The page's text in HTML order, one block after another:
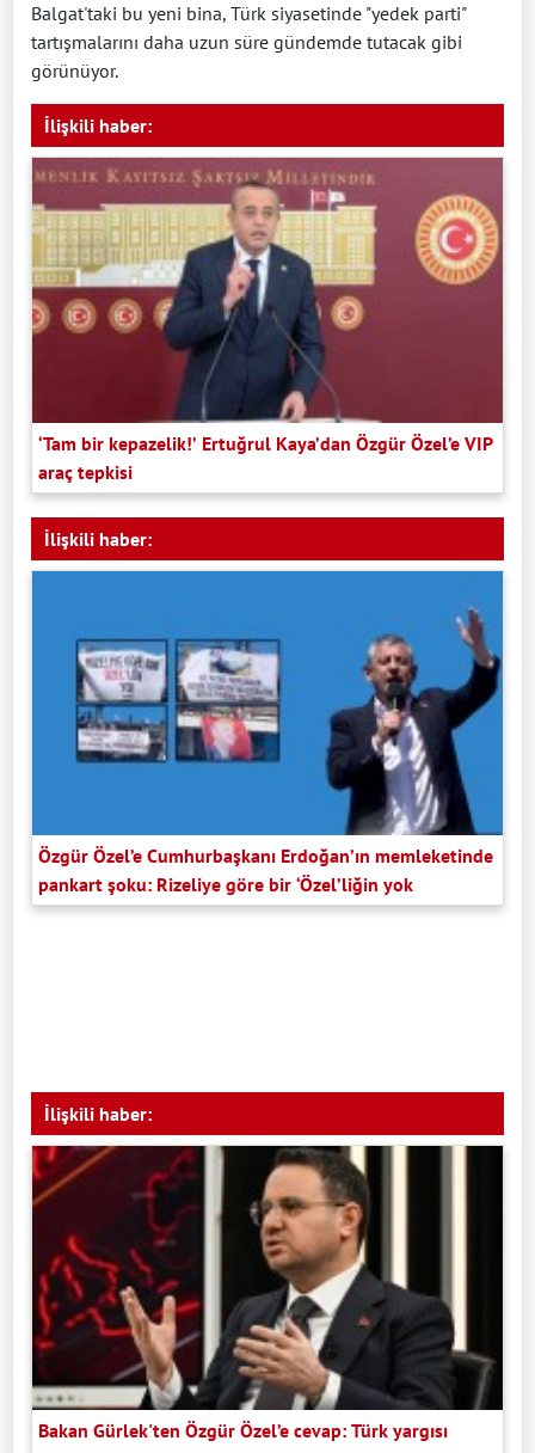
Balgat'taki bu yeni bina, Türk siyasetinde "yedek parti"
tartışmalarını daha uzun süre gündemde tutacak gibi
görünüyor.
İlişkili haber:
‘Tam bir kepazelik!’ Ertuğrul Kaya’dan Özgür Özel’e VIP
araç tepkisi
İlişkili haber:
Özgür Özel’e Cumhurbaşkanı Erdoğan’ın memleketinde
pankart şoku: Rizeliye göre bir ‘Özel’liğin yok
İlişkili haber:
Bakan Gürlek'ten Özgür Özel’e cevap: Türk yargısı